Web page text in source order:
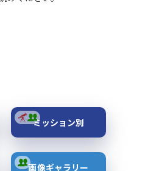
ミッション別
画像ギャラリー